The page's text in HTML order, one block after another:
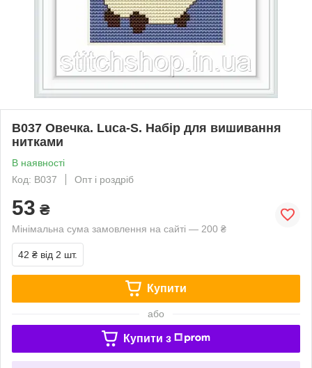
B037 Овечка. Luca-S. Набір для вишивання
нитками
В наявності
Код: B037
Опт і роздріб
53 ₴
Мінімальна сума замовлення на сайті — 200 ₴
42 ₴ від 2 шт.
Купити
або
Купити з